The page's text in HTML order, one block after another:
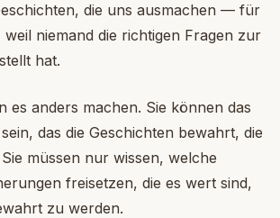
die uns ausmachen — für
niemand die richtigen Fragen zur
hat.
es anders machen. Sie können das
das die Geschichten bewahrt, die
müssen nur wissen, welche
freisetzen, die es wert sind,
zu werden.